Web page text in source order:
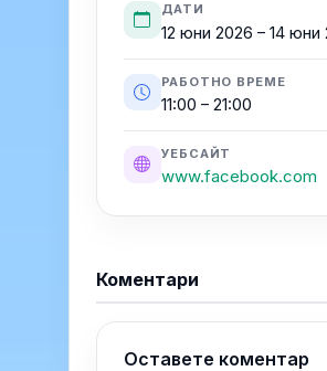
ДАТИ
12 юни 2026 – 14 юни
РАБОТНО ВРЕМЕ
11:00 – 21:00
УЕБСАЙТ
www.facebook.com
Коментари
Оставете коментар